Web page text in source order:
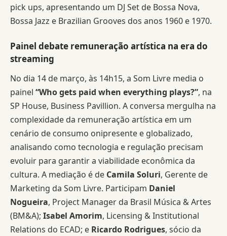
pick ups, apresentando um DJ Set de Bossa Nova,
Bossa Jazz e Brazilian Grooves dos anos 1960 e 1970.
Painel debate remuneração artística na era do
streaming
No dia 14 de março, às 14h15, a Som Livre media o
painel “Who gets paid when everything plays?”, na
SP House, Business Pavillion. A conversa mergulha na
complexidade da remuneração artística em um
cenário de consumo onipresente e globalizado,
analisando como tecnologia e regulação precisam
evoluir para garantir a viabilidade econômica da
cultura. A mediação é de Camila Soluri, Gerente de
Marketing da Som Livre. Participam Daniel
Nogueira, Project Manager da Brasil Música & Artes
(BM&A); Isabel Amorim, Licensing & Institutional
Relations do ECAD; e Ricardo Rodrigues, sócio da